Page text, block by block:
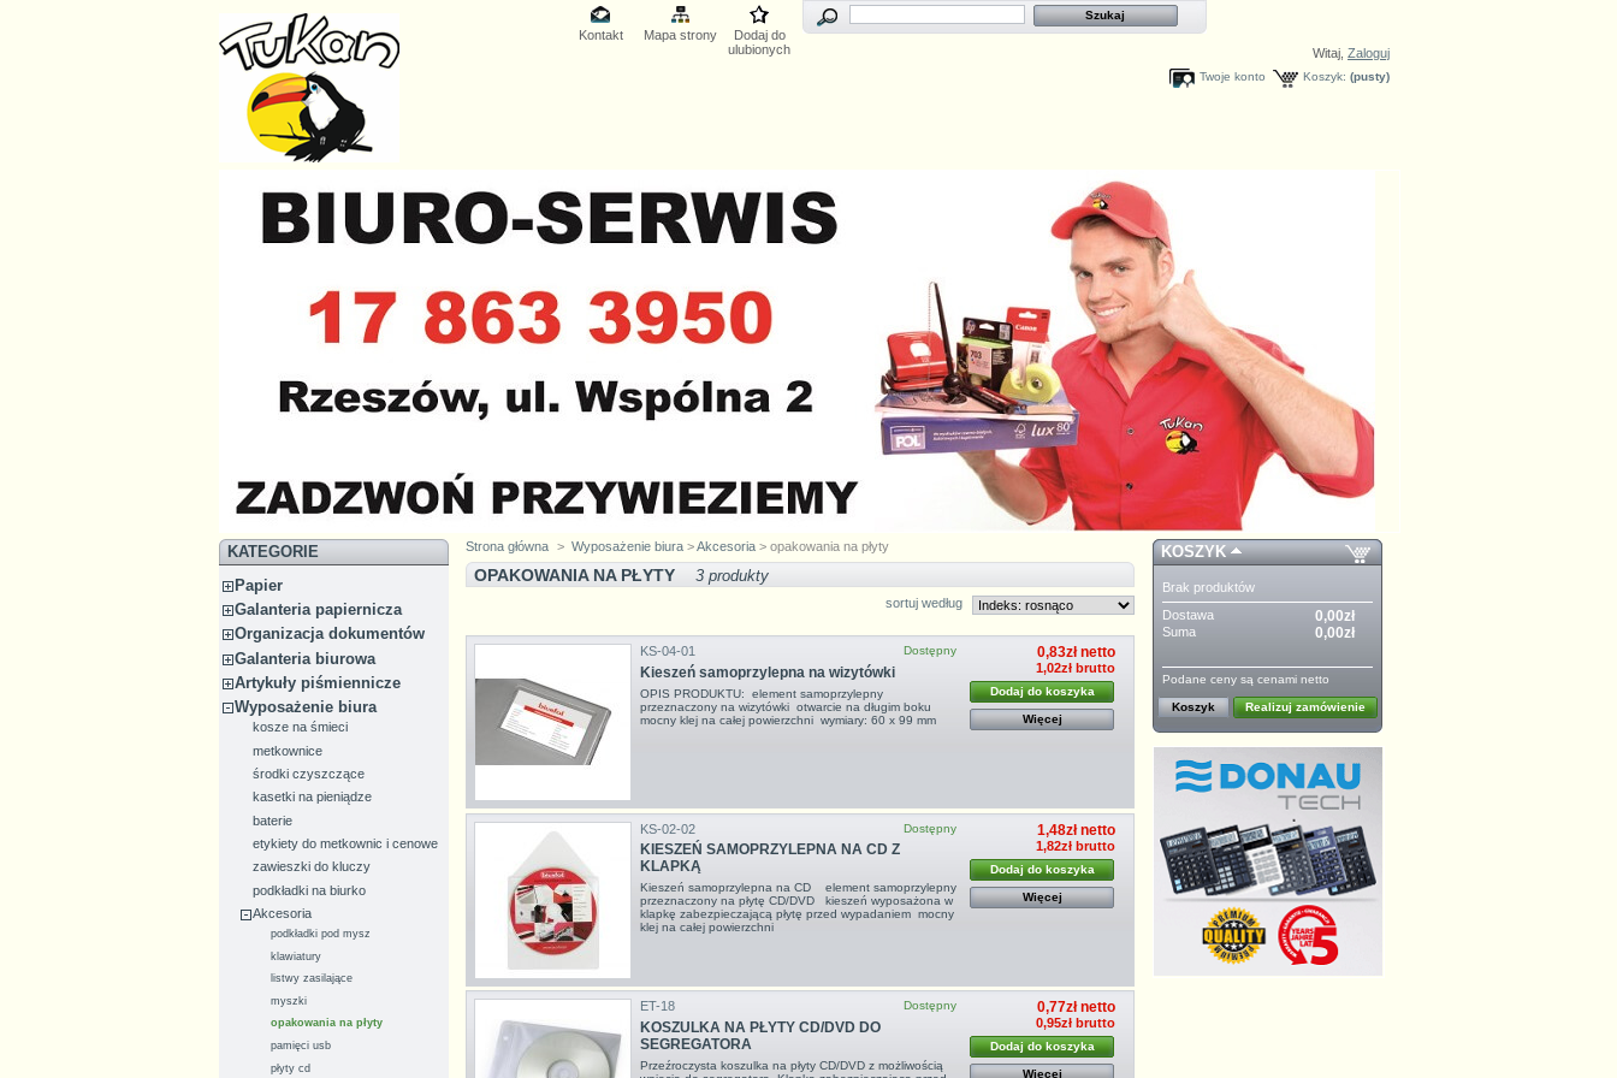
Kontakt Mapa strony
Dodaj do
ulubionych
Witaj,Zaloguj
Koszyk: (pusty)
Twoje konto
KATEGORIE
Papier
Galanteria papiernicza
Organizacja dokumentów
Galanteria biurowa
Artykuły piśmiennicze
Wyposażenie biura
kosze na śmieci
metkownice
środki czyszczące
kasetki na pieniądze
baterie
etykiety do metkownic i cenowe
zawieszki do kluczy
podkładki na biurko
Akcesoria
podkładki pod mysz
klawiatury
listwy zasilające
myszki
opakowania na płyty
pamięci usb
płyty cd
Strona główna > Wyposażenie biura >Akcesoria > opakowania na płyty
OPAKOWANIA NA PŁYTY 3 produkty
sortuj według
Dostępny
KS-04-01
Kieszeń samoprzylepna na wizytówki
OPIS PRODUKTU: element samoprzylepny
przeznaczony na wizytówki otwarcie na długim boku
mocny klej na całej powierzchni wymiary: 60 x 99 mm
0,83zł netto
1,02zł brutto
Dodaj do koszyka
Więcej
Dostępny
KS-02-02
KIESZEŃ SAMOPRZYLEPNA NA CD Z
KLAPKĄ
Kieszeń samoprzylepna na CD element samoprzylepny
przeznaczony na płytę CD/DVD kieszeń wyposażona w
klapkę zabezpieczającą płytę przed wypadaniem mocny
klej na całej powierzchni
1,48zł netto
1,82zł brutto
Dodaj do koszyka
Więcej
Dostępny
ET-18
KOSZULKA NA PŁYTY CD/DVD DO
SEGREGATORA
Przeźroczysta koszulka na płyty CD/DVD z możliwością
0,77zł netto
0,95zł brutto
Dodaj do koszyka
Więcej
KOSZYK
Brak produktów
Dostawa
0,00zł
Suma 0,00zł
Podane ceny są cenami netto
Koszyk Realizuj zamówienie